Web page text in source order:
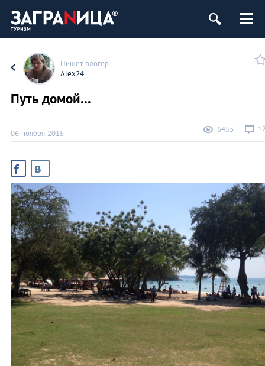
Пишет блогер
Alex24
Путь домой...
06 ноября 2015 6453